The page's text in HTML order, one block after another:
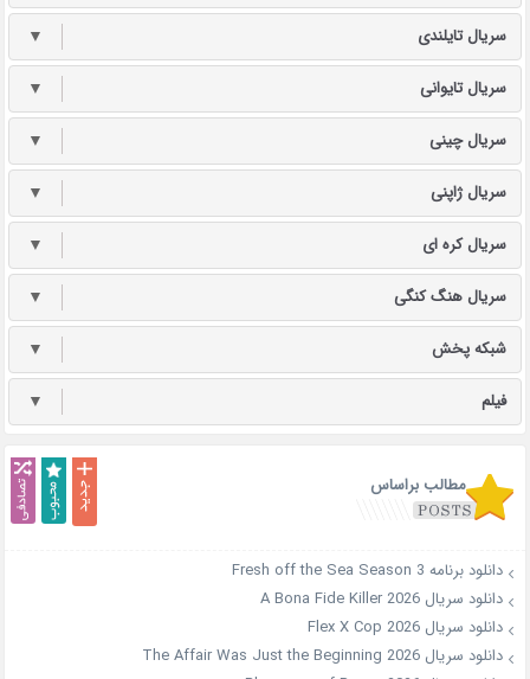
سریال تایلندی ▼
سریال تایوانی ▼
سریال چینی ▼
سریال ژاپنی ▼
سریال کره ای ▼
سریال هنگ کنگی ▼
شبکه پخش ▼
فیلم ▼
مطالب براساس
دانلود برنامه Fresh off the Sea Season 3
دانلود سریال A Bona Fide Killer 2026
دانلود سریال Flex X Cop 2026
دانلود سریال The Affair Was Just the Beginning 2026